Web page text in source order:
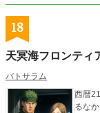
18
天冥海フロンティ
バトサラム
西暦
るな